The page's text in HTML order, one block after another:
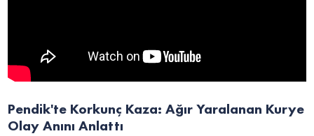
Pendik'te Korkunç Kaza: Ağır Yaralanan Kurye
Olay Anını Anlattı